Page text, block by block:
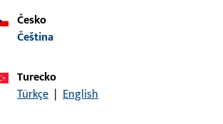
Česko
čeština
Turecko
Türkçe | English